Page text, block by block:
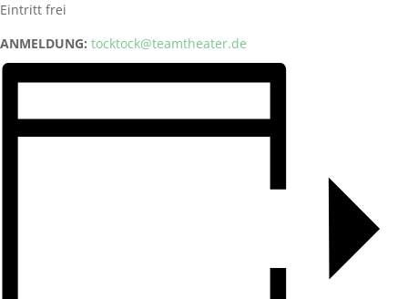
Eintritt frei
ANMELDUNG: tocktock@teamtheater.de